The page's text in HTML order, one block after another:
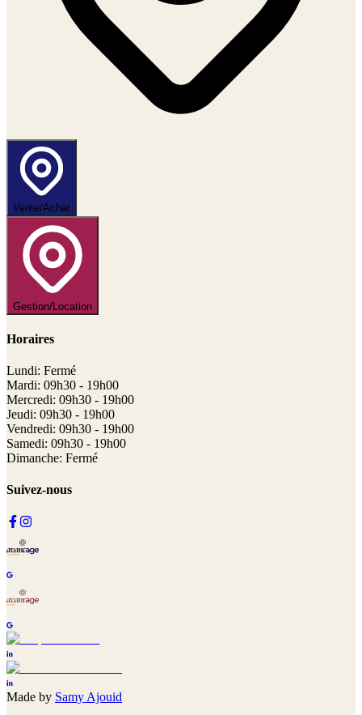
Vente/Achat
Gestion/Location
Horaires
Lundi: Fermé
Mardi: 09h30 - 19h00
Mercredi: 09h30 - 19h00
Jeudi: 09h30 - 19h00
Vendredi: 09h30 - 19h00
Samedi: 09h30 - 19h00
Dimanche: Fermé
Suivez-nous
Made by Samy Ajouid